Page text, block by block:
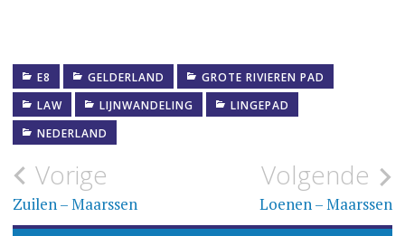
E8 GELDERLAND
GROTE RIVIEREN PAD
LAW
LIJNWANDELING
LINGEPAD
NEDERLAND
Bericht
navigatie
Vorige
Zuilen – Maarssen
Volgende
Loenen – Maarssen